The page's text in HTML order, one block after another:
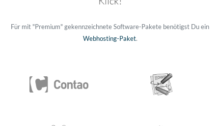
Für mit "Premium" gekennzeichnete Software-Pakete benötigst Du ein
Webhosting-Paket.